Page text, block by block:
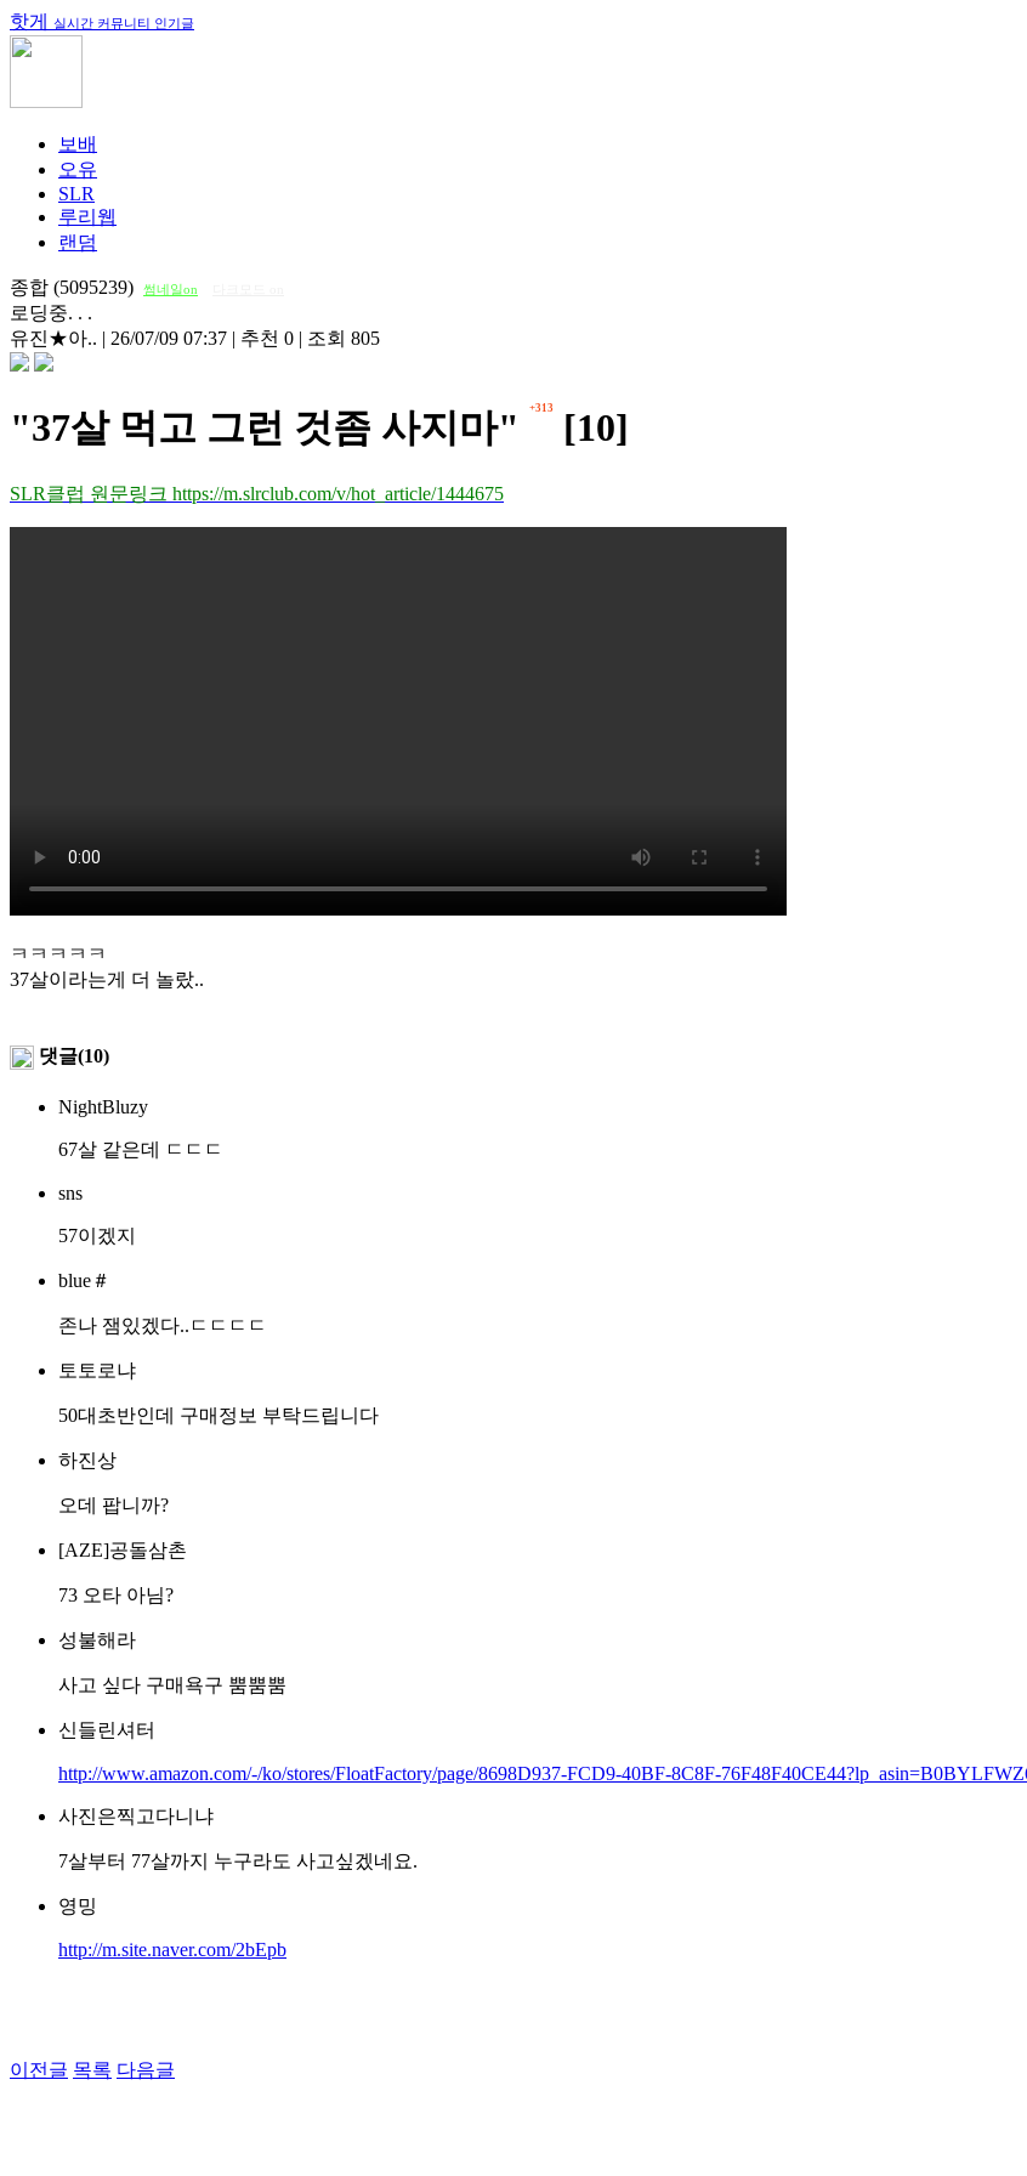
핫게 실시간 커뮤니티 인기글
보배
오유
SLR
루리웹
랜덤
종합 (5095239) 썸네일on
로딩중. . .
유진★아.. | 26/07/09 07:37 | 추천 0 | 조회 805
"37살 먹고 그런 것좀 사지마" +313 [10]
SLR클럽 원문링크 https://m.slrclub.com/v/hot_article/1444675
ㅋㅋㅋㅋㅋ
37살이라는게 더 놀랐..
댓글(10)
NightBluzy
67살 같은데 ㄷㄷㄷ
sns
57이겠지
blue＃
존나 잼있겠다..ㄷㄷㄷㄷ
토토로냐
50대초반인데 구매정보 부탁드립니다
하진상
오데 팝니까?
[AZE]공돌삼촌
73 오타 아님?
성불해라
사고 싶다 구매욕구 뿜뿜뿜
신들린셔터
http://www.amazon.com/-/ko/stores/FloatFactory/page/8698D937-FCD9-40BF-8C8F-
사진은찍고다니냐
7살부터 77살까지 누구라도 사고싶겠네요.
영밍
http://m.site.naver.com/2bEpb
이전글 목록 다음글